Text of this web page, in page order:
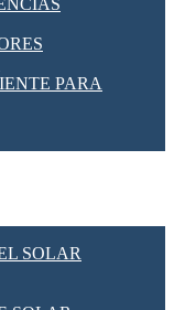
PARA
SOLAR